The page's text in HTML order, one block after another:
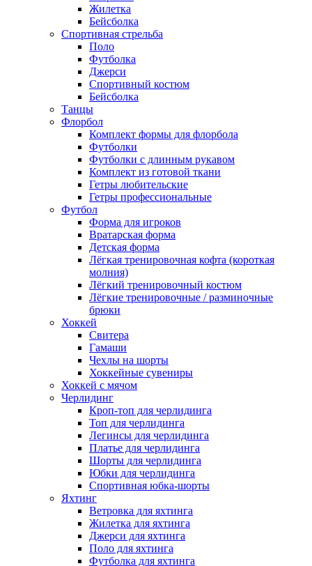
Жилетка
Бейсболка
Спортивная стрельба
Поло
Футболка
Джерси
Спортивный костюм
Бейсболка
Танцы
Флорбол
Комплект формы для флорбола
Футболки
Футболки с длинным рукавом
Комплект из готовой ткани
Гетры любительские
Гетры профессиональные
Футбол
Форма для игроков
Вратарская форма
Детская форма
Лёгкая тренировочная кофта (короткая
молния)
Лёгкий тренировочный костюм
Лёгкие тренировочные / разминочные
брюки
Хоккей
Свитера
Гамаши
Чехлы на шорты
Хоккейные сувениры
Хоккей с мячом
Черлидинг
Кроп-топ для черлидинга
Топ для черлидинга
Легинсы для черлидинга
Платье для черлидинга
Шорты для черлидинга
Юбки для черлидинга
Спортивная юбка-шорты
Яхтинг
Ветровка для яхтинга
Жилетка для яхтинга
Джерси для яхтинга
Поло для яхтинга
Футболка для яхтинга